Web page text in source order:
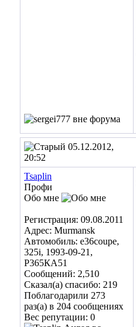
05.12.2012,
20:52
Tsaplin
Профи
Обо мне
Регистрация: 09.08.2011
Адрес: Murmansk
Автомобиль: e36coupe,
325i, 1993-09-21,
Р365КА51
Сообщений: 2,510
Сказал(а) спасибо: 219
Поблагодарили 273
раз(а) в 204 сообщениях
Вес репутации: 0